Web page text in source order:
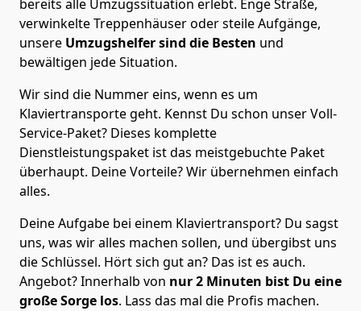
bereits alle Umzugssituation erlebt. Enge Straße,
verwinkelte Treppenhäuser oder steile Aufgänge,
unsere Umzugshelfer sind die Besten und
bewältigen jede Situation.
Wir sind die Nummer eins, wenn es um
Klaviertransporte geht. Kennst Du schon unser Voll-
Service-Paket? Dieses komplette
Dienstleistungspaket ist das meistgebuchte Paket
überhaupt. Deine Vorteile? Wir übernehmen einfach
alles.
Deine Aufgabe bei einem Klaviertransport? Du sagst
uns, was wir alles machen sollen, und übergibst uns
die Schlüssel. Hört sich gut an? Das ist es auch.
Angebot? Innerhalb von nur 2 Minuten bist Du eine
große Sorge los. Lass das mal die Profis machen.